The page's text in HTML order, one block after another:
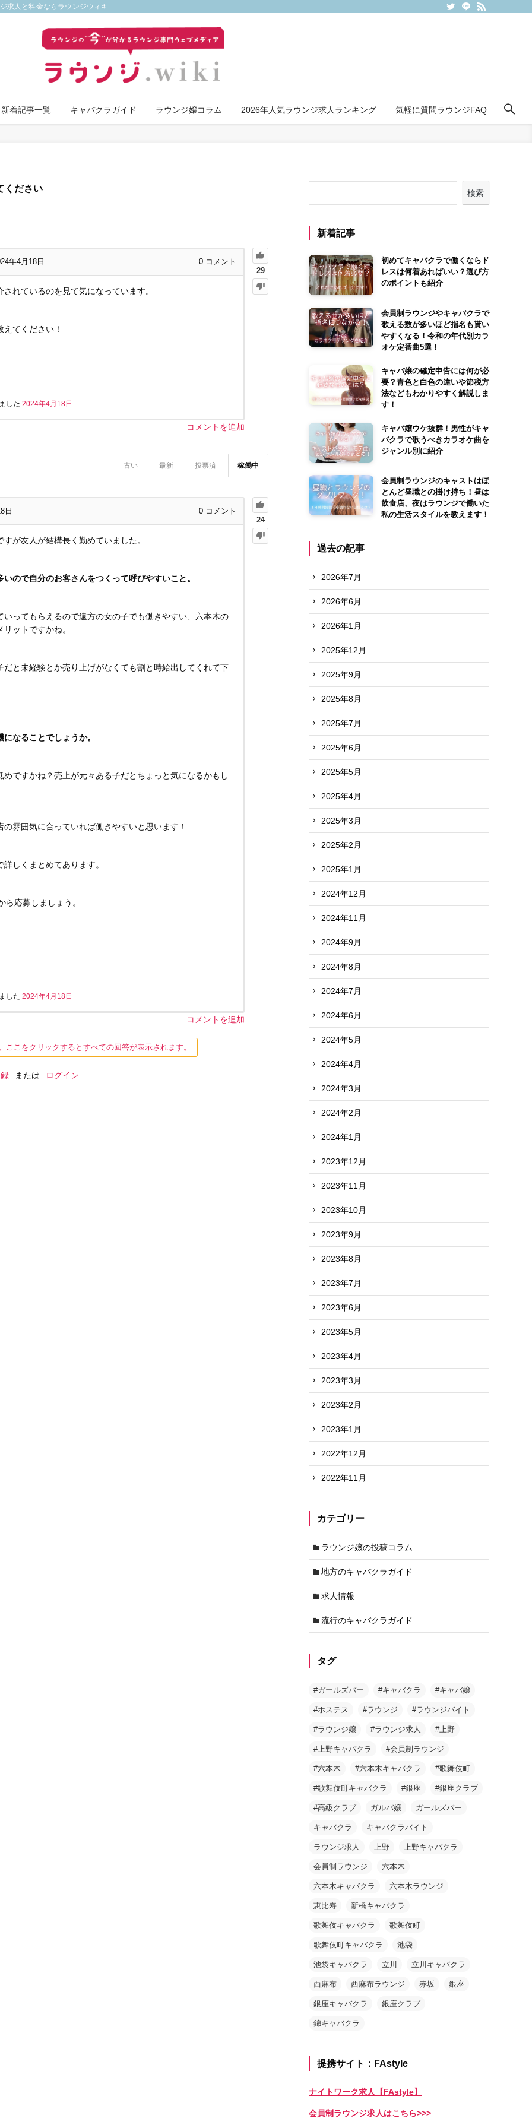
求人と料金ならラウンジウィキ
新着記事一覧 キャバクラガイド ラウンジ嬢コラム 2026年人気ラウンジ求人ランキング 気軽に質問ラウンジFAQ
ください
29
年4月18日 0 コメント
れているのを見て気になっています。
てください！
した 2024年4月18日
コメントを追加
稼働中
投票済
最新
古い
24
日 0 コメント
が友人が結構長く勤めていました。
ので自分のお客さんをつくって呼びやすいこと。
ってもらえるので遠方の女の子でも働きやすい、六本木の
ットですかね。
と未経験とか売り上げがなくても割と時給出してくれて下
なることでしょうか。
ですかね？売上が元々ある子だとちょっと気になるかもし
雰囲気に合っていれば働きやすいと思います！
しくまとめてあります。
応募しましょう。
した 2024年4月18日
コメントを追加
こをクリックするとすべての回答が表示されます。
または ログイン
検索
新着記事
初めてキャバクラで働くならド
レスは何着あればいい？選び方
のポイントも紹介
会員制ラウンジやキャバクラで
歌える数が多いほど指名も貰い
やすくなる！令和の年代別カラ
オケ定番曲5選！
キャバ嬢の確定申告には何が必
要？青色と白色の違いや節税方
法などもわかりやすく解説しま
す！
キャバ嬢ウケ抜群！男性がキャ
バクラで歌うべきカラオケ曲を
ジャンル別に紹介
会員制ラウンジのキャストはほ
とんど昼職との掛け持ち！昼は
飲食店、夜はラウンジで働いた
私の生活スタイルを教えます！
過去の記事
2026年7月
2026年6月
2026年1月
2025年12月
2025年9月
2025年8月
2025年7月
2025年6月
2025年5月
2025年4月
2025年3月
2025年2月
2025年1月
2024年12月
2024年11月
2024年9月
2024年8月
2024年7月
2024年6月
2024年5月
2024年4月
2024年3月
2024年2月
2024年1月
2023年12月
2023年11月
2023年10月
2023年9月
2023年8月
2023年7月
2023年6月
2023年5月
2023年4月
2023年3月
2023年2月
2023年1月
2022年12月
2022年11月
カテゴリー
ラウンジ嬢の投稿コラム
地方のキャバクラガイド
求人情報
流行のキャバクラガイド
タグ
#ガールズバー #キャバクラ #キャバ嬢
#ホステス #ラウンジ #ラウンジバイト
#ラウンジ嬢 #ラウンジ求人 #上野
#上野キャバクラ #会員制ラウンジ
#六本木 #六本木キャバクラ #歌舞伎町
#歌舞伎町キャバクラ #銀座 #銀座クラブ
#高級クラブ ガルバ嬢 ガールズバー
キャバクラ キャバクラバイト
ラウンジ求人 上野 上野キャバクラ
会員制ラウンジ 六本木
六本木キャバクラ 六本木ラウンジ
恵比寿 新橋キャバクラ
歌舞伎キャバクラ 歌舞伎町
歌舞伎町キャバクラ 池袋
池袋キャバクラ 立川 立川キャバクラ
西麻布 西麻布ラウンジ 赤坂 銀座
銀座キャバクラ 銀座クラブ
錦キャバクラ
提携サイト：FAstyle
ナイトワーク求人【FAstyle】
会員制ラウンジ求人はこちら>>>